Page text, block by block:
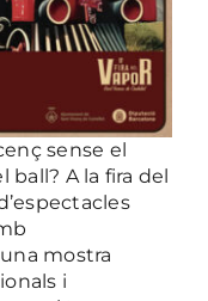
sense el
ball? A la fira del
mostra
i